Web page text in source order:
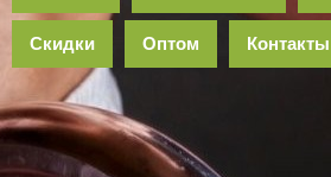
Скидки Оптом Контакты